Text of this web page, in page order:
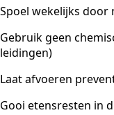
Spoel wekelijks
Gebruik geen
leidingen)
Laat afvoeren
Gooi etensresten in